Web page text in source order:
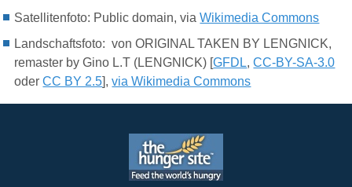
Satellitenfoto: Public domain, viaWikimedia Commons
Landschaftsfoto: von ORIGINAL TAKEN BY LENGNICK,
remaster by Gino L.T (LENGNICK) [GFDL,CC-BY-SA-3.0
oderCC BY 2.5],via Wikimedia Commons